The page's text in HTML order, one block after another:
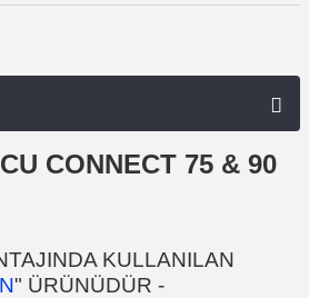
CONNECT 75 & 90
KULLANILAN
" ÜRÜNÜDÜR -